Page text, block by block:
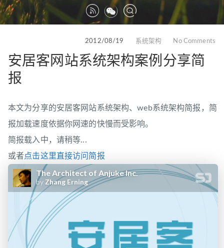
2012/08/19 系统架构 No Comments
安居客网站系统架构案例分享简
报
本文为分享的安居客网站系统架构、web系统架构简报，简
报加载速度依据你网速的快慢而受影响。
简报载入中，请稍等...
或者点击这里直接访问简报